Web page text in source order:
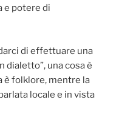
e potere di
di effettuare una
dialetto”, una cosa è
è folklore, mentre la
locale e in vista